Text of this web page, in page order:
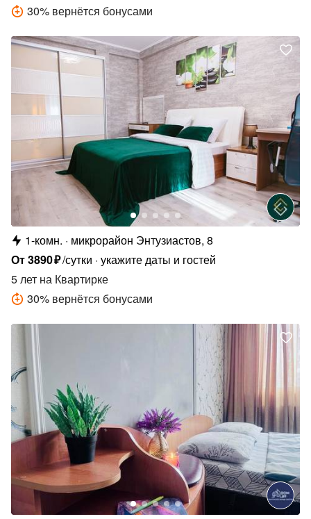
30% вернётся бонусами
1-комн.
микрорайон Энтузиастов, 8
От3890₽/сутки укажите даты и гостей
5 лет на Квартирке
30% вернётся бонусами